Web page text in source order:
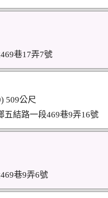
巷17弄7號
509公尺
五結路一段469巷9弄16號
巷9弄6號